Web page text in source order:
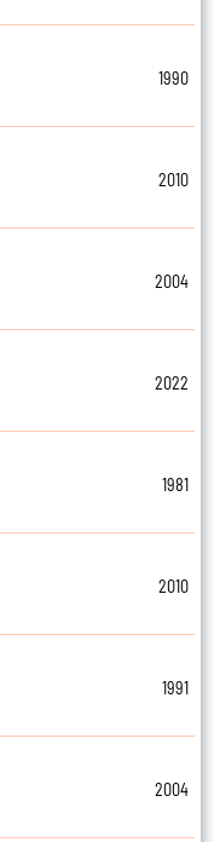
1990
2010
2004
2022
1981
2010
1991
2004